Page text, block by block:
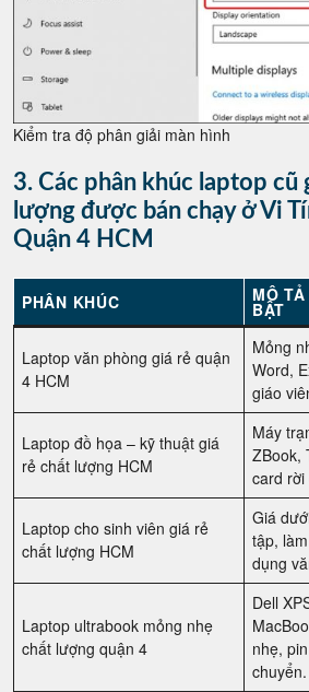
Kiểm tra độ phân giải màn hình
3. Các phân khúc laptop cũ
lượng được bán chạy ở Vi
Quận 4 HCM
PHÂN KHÚC MÔ
BẬT
Laptop văn phòng giá rẻ quận
4 HCM
Mỏng
Word,
giáo
Laptop đồ họa – kỹ thuật giá
rẻ chất lượng HCM
Máy
ZBook,
card rời
Laptop cho sinh viên giá rẻ
chất lượng HCM
Giá
tập,
dụng
Laptop ultrabook mỏng nhẹ
chất lượng quận 4
Dell
nhẹ,
chuyển.